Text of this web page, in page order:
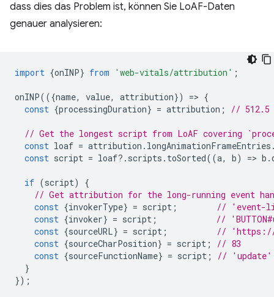
dass dies das Problem ist, können Sie LoAF-Daten
genauer analysieren:
import {onINP} from 'web-vitals/attribution' ;
onINP(({name, value, attribution}) => {
const {processingDuration} = attribution ; // 512.5
// Get the longest script from LoAF covering
const loaf = attribution . longAnimationFrameEntries
const script = loaf? . scripts . toSorted((a, b) => b .
if (script)
{
// Get attribution for the long-running event
const {invokerType} = script ;
// 'event-
const {invoker} = script ;
//
const {sourceURL} = script ;
// 'https://
const {sourceCharPosition} = script ;
// 83
const {sourceFunctionName} = script ;
// 'update'
}
});